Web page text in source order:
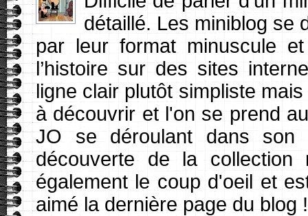
détaillé. Les miniblog se
par leur format minuscule
l’histoire sur des sites
ligne clair plutôt simpliste
à découvrir et l'on se prend
JO se déroulant dans son
découverte de la
également le coup d'oeil et
aimé la dernière page du blog !